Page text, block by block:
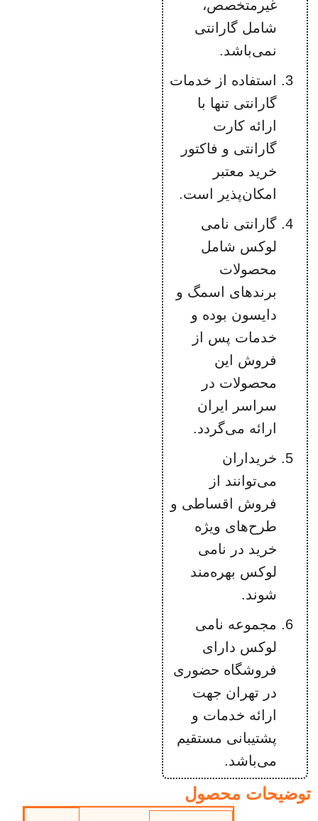
غیرمتخصص،
شامل گارانتی
نمی‌باشد.
استفاده از خدمات
گارانتی تنها با
ارائه کارت
گارانتی و فاکتور
خرید معتبر
امکان‌پذیر است.
گارانتی نامی
لوکس شامل
محصولات
برندهای اسمگ و
دایسون بوده و
خدمات پس از
فروش این
محصولات در
سراسر ایران
ارائه می‌گردد.
خریداران
می‌توانند از
فروش اقساطی و
طرح‌های ویژه
خرید در نامی
لوکس بهره‌مند
شوند.
مجموعه نامی
لوکس دارای
فروشگاه حضوری
در تهران جهت
ارائه خدمات و
پشتیبانی مستقیم
می‌باشد.
توضیحات محصول